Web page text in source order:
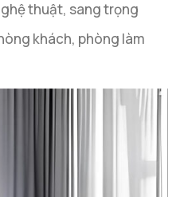
thuật, sang trọng
khách, phòng làm